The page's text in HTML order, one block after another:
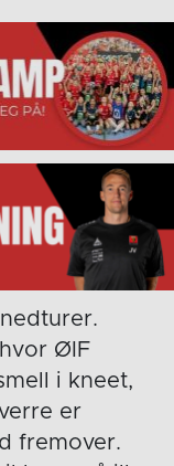
ØIF
i kneet,
er
fremover.